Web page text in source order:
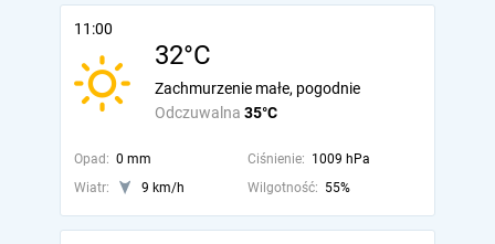
11:00
32°C
Odczuwalna 35°C
Zachmurzenie małe, pogodnie
Opad: 0 mm Ciśnienie: 1009 hPa
Wiatr:
9 km/h Wilgotność: 55%